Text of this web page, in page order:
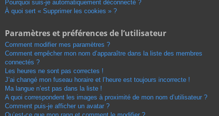
Pourquoi suis-je automatiquement déconnecté ?
À quoi sert « Supprimer les cookies » ?
Paramètres et préférences de l’utilisateur
Comment modifier mes paramètres ?
Comment empêcher mon nom d’apparaître dans la liste des membres
connectés ?
Les heures ne sont pas correctes !
J’ai changé mon fuseau horaire et l’heure est toujours incorrecte !
Ma langue n’est pas dans la liste !
A quoi correspondent les images à proximité de mon nom d’utilisateur ?
Comment puis-je afficher un avatar ?